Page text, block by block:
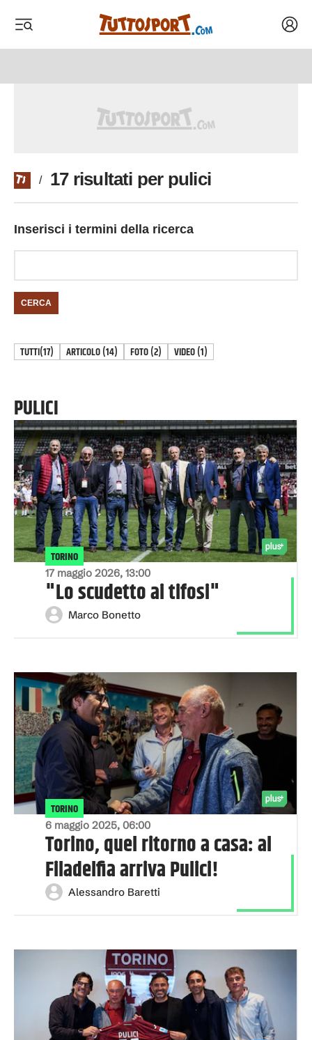
/ 17 risultati per pulici
Inserisci i termini della ricerca
CERCA
TUTTI(17) ARTICOLO(14) FOTO(2) VIDEO(1)
PULICI
17 maggio 2026, 13:00
TORINO
"Lo scudetto ai tifosi"
Marco Bonetto
6 maggio 2025, 06:00
TORINO
Torino, quel ritorno a casa: al
Filadelfia arriva Pulici!
Alessandro Baretti